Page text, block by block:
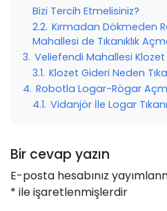
Bizi Tercih Etmelisiniz?
2.2. Kırmadan Dökmeden
Mahallesi de Tıkanıklık
3. Veliefendi Mahallesi
3.1. Klozet Gideri Neden
4. Robotla Logar-Rögar
4.1. Vidanjör İle Logar
Bir cevap yazın
E-posta hesabınız
* ile işaretlenmişlerdir